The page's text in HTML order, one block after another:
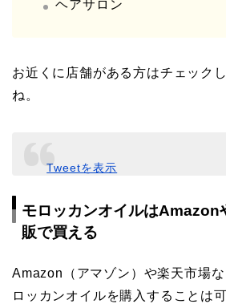
ヘアサロン
お近くに店舗がある方はチェック
ね。
Tweetを表示
モロッカンオイルはAmazon
販で買える
Amazon（アマゾン）や楽天市場
ロッカンオイルを購入することは